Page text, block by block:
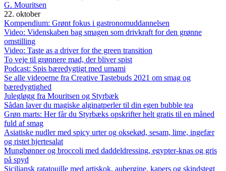
G. Mouritsen
22. oktober
Kompendium: Grønt fokus i gastronomuddannelsen
Video: Videnskaben bag smagen som drivkraft for den grønne
omstilling
Video: Taste as a driver for the green transition
To veje til grønnere mad, der bliver spist
Podcast: Spis bæredygtigt med umami
Se alle videoerne fra Creative Tastebuds 2021 om smag og
bæredygtighed
Julegløgg fra Mouritsen og Styrbæk
Sådan laver du magiske alginatperler til din egen bubble tea
Grøn marts: Her får du Styrbæks opskrifter helt gratis til en måned
fuld af smag
Asiatiske nudler med spicy urter og oksekød, sesam, lime, ingefær
og ristet hjertesalat
Mungbønner og broccoli med daddeldressing, egypter-knas og gris
på spyd
Siciliansk ratatouille med artiskok, aubergine, kapers og skindstegt